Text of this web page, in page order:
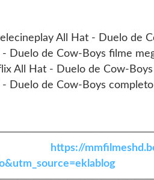
All Hat - Duelo de
Duelo de Cow-Boys filme
All Hat - Duelo de Cow-Boys
Duelo de Cow-Boys
https://